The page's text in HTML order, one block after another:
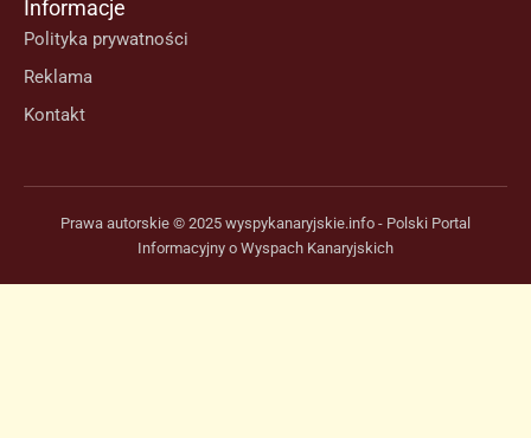
Informacje
Polityka prywatności
Reklama
Kontakt
Prawa autorskie © 2025 wyspykanaryjskie.info - Polski Portal
Informacyjny o Wyspach Kanaryjskich